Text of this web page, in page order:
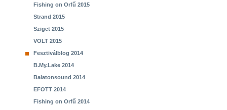
Fishing on Orfű 2015
Strand 2015
Sziget 2015
VOLT 2015
Fesztiválblog 2014
B.My.Lake 2014
Balatonsound 2014
EFOTT 2014
Fishing on Orfű 2014